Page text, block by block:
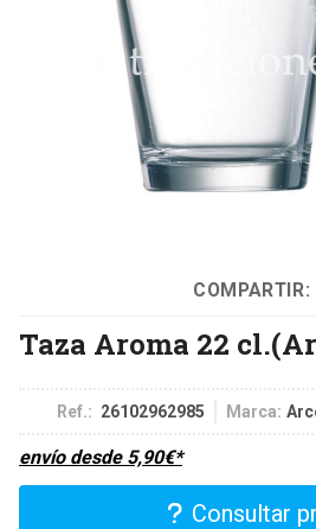
COMPARTIR:
Taza Aroma 22 cl.
Ref.: 26102962985 Marca:
envío desde 5,90€*
Consultar